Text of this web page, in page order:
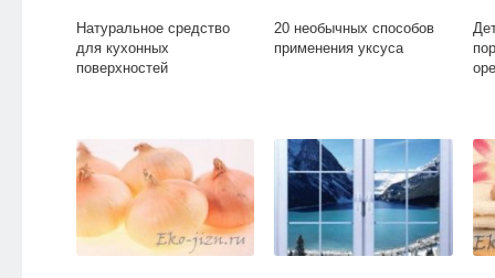
Натуральное средство
для кухонных
поверхностей
20 необычных способов
применения уксуса